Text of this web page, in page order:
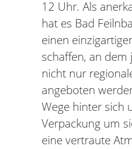
12 Uhr. Als
hat es Bad
einen
schaffen, an dem
nicht nur
angeboten
Wege hinter sich
Verpackung um
eine vertraute